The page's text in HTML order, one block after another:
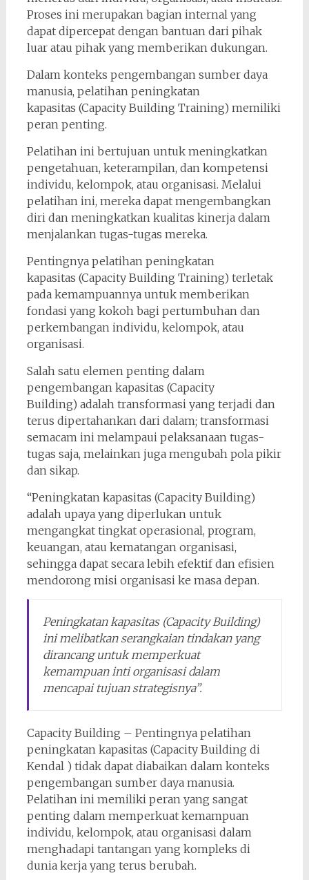
Proses ini merupakan bagian internal yang
dapat dipercepat dengan bantuan dari pihak
luar atau pihak yang memberikan dukungan.
Dalam konteks pengembangan sumber daya
manusia, pelatihan peningkatan
kapasitas (Capacity Building Training) memiliki
peran penting.
Pelatihan ini bertujuan untuk meningkatkan
pengetahuan, keterampilan, dan kompetensi
individu, kelompok, atau organisasi. Melalui
pelatihan ini, mereka dapat mengembangkan
diri dan meningkatkan kualitas kinerja dalam
menjalankan tugas-tugas mereka.
Pentingnya pelatihan peningkatan
kapasitas (Capacity Building Training) terletak
pada kemampuannya untuk memberikan
fondasi yang kokoh bagi pertumbuhan dan
perkembangan individu, kelompok, atau
organisasi.
Salah satu elemen penting dalam
pengembangan kapasitas (Capacity
Building) adalah transformasi yang terjadi dan
terus dipertahankan dari dalam; transformasi
semacam ini melampaui pelaksanaan tugas-
tugas saja, melainkan juga mengubah pola pikir
dan sikap.
“Peningkatan kapasitas (Capacity Building)
adalah upaya yang diperlukan untuk
mengangkat tingkat operasional, program,
keuangan, atau kematangan organisasi,
sehingga dapat secara lebih efektif dan efisien
mendorong misi organisasi ke masa depan.
Peningkatan kapasitas (Capacity Building)
ini melibatkan serangkaian tindakan yang
dirancang untuk memperkuat
kemampuan inti organisasi dalam
mencapai tujuan strategisnya”.
Capacity Building – Pentingnya pelatihan
peningkatan kapasitas (Capacity Building di
Kendal ) tidak dapat diabaikan dalam konteks
pengembangan sumber daya manusia.
Pelatihan ini memiliki peran yang sangat
penting dalam memperkuat kemampuan
individu, kelompok, atau organisasi dalam
menghadapi tantangan yang kompleks di
dunia kerja yang terus berubah.